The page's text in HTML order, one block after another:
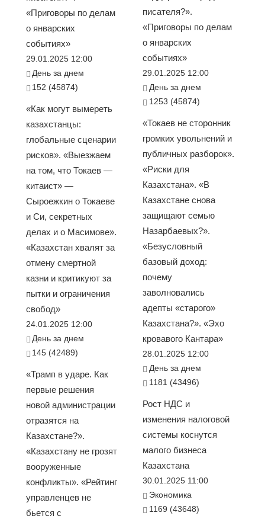
«Приговоры по делам
о январских
событиях»
29.01.2025 12:00
День за днем
152 (45874)
«Как могут вымереть
казахстанцы:
глобальные сценарии
рисков». «Выезжаем
на том, что Токаев —
китаист» —
Сыроежкин о Токаеве
и Си, секретных
делах и о Масимове».
«Казахстан хвалят за
отмену смертной
казни и критикуют за
пытки и ограничения
свобод»
24.01.2025 12:00
День за днем
145 (42489)
«Трамп в ударе. Как
первые решения
новой администрации
отразятся на
Казахстане?».
«Казахстану не грозят
вооруженные
конфликты». «Рейтинг
управленцев не
бьется с
писателя?».
«Приговоры по делам
о январских
событиях»
29.01.2025 12:00
День за днем
1253 (45874)
«Токаев не сторонник
громких увольнений и
публичных разборок».
«Риски для
Казахстана». «В
Казахстане снова
защищают семью
Назарбаевых?».
«Безусловный
базовый доход:
почему
заволновались
адепты «старого»
Казахстана?». «Эхо
кровавого Кантара»
28.01.2025 12:00
День за днем
1181 (43496)
Рост НДС и
изменения налоговой
системы коснутся
малого бизнеса
Казахстана
30.01.2025 11:00
Экономика
1169 (43648)